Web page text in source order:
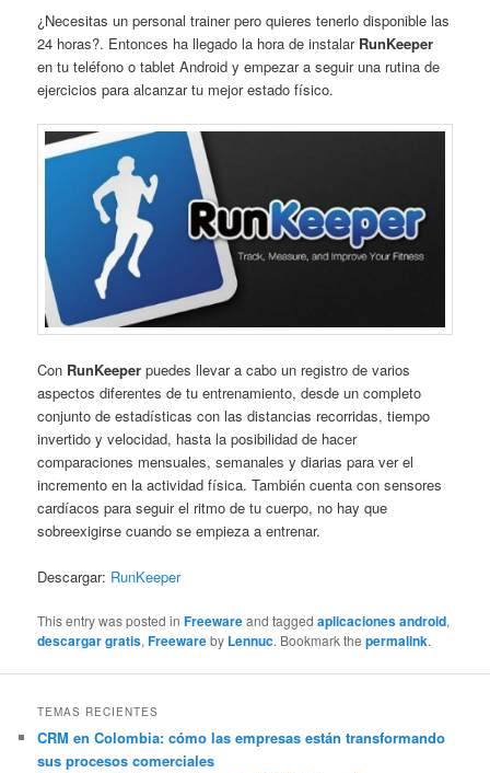
¿Necesitas un personal trainer pero quieres tenerlo disponible las
24 horas?. Entonces ha llegado la hora de instalar RunKeeper
en tu teléfono o tablet Android y empezar a seguir una rutina de
ejercicios para alcanzar tu mejor estado físico.
Con RunKeeper puedes llevar a cabo un registro de varios
aspectos diferentes de tu entrenamiento, desde un completo
conjunto de estadísticas con las distancias recorridas, tiempo
invertido y velocidad, hasta la posibilidad de hacer
comparaciones mensuales, semanales y diarias para ver el
incremento en la actividad física. También cuenta con sensores
cardíacos para seguir el ritmo de tu cuerpo, no hay que
sobreexigirse cuando se empieza a entrenar.
Descargar: RunKeeper
This entry was posted inFreewareand taggedaplicaciones android,
descargar gratis,Freewareby Lennuc. Bookmark thepermalink.
TEMAS RECIENTES
CRM en Colombia: cómo las empresas están transformando
sus procesos comerciales